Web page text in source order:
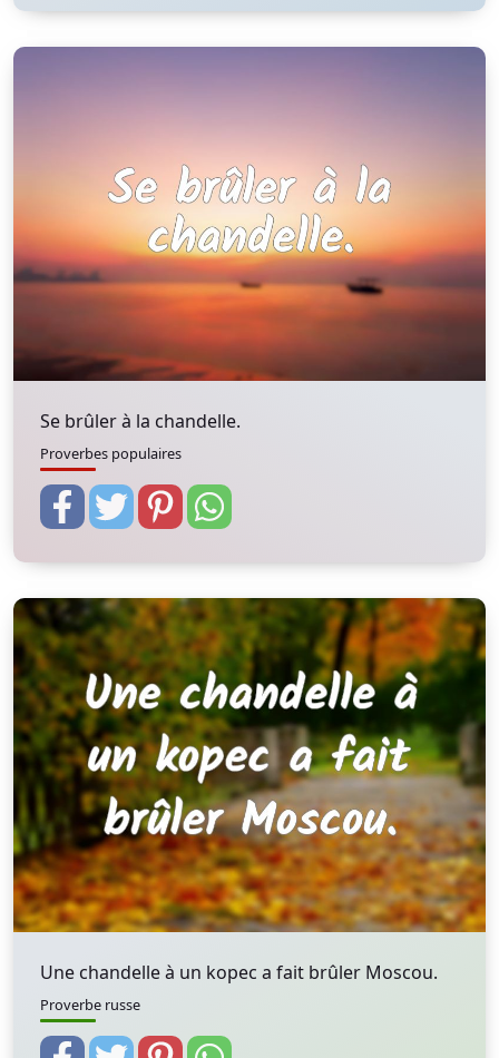
Se brûler à la chandelle.
Proverbes populaires
Une chandelle à un kopec a fait brûler Moscou.
Proverbe russe